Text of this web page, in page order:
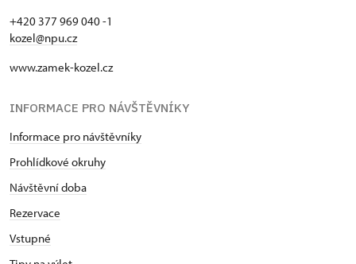
+420 377 969 040 -1
kozel@npu.cz
www.zamek-kozel.cz
INFORMACE PRO NÁVŠTĚVNÍKY
Informace pro návštěvníky
Prohlídkové okruhy
Návštěvní doba
Rezervace
Vstupné